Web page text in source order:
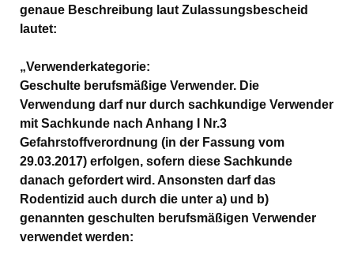
genaue Beschreibung laut Zulassungsbescheid
lautet:
„Verwenderkategorie:
Geschulte berufsmäßige Verwender. Die
Verwendung darf nur durch sachkundige Verwender
mit Sachkunde nach Anhang I Nr.3
Gefahrstoffverordnung (in der Fassung vom
29.03.2017) erfolgen, sofern diese Sachkunde
danach gefordert wird. Ansonsten darf das
Rodentizid auch durch die unter a) und b)
genannten geschulten berufsmäßigen Verwender
verwendet werden: